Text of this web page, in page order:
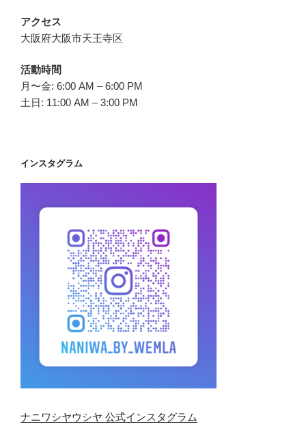
アクセス
大阪府大阪市天王寺区
活動時間
月〜金: 6:00 AM – 6:00 PM
土日: 11:00 AM – 3:00 PM
インスタグラム
ナニワシヤウシヤ 公式インスタグラム